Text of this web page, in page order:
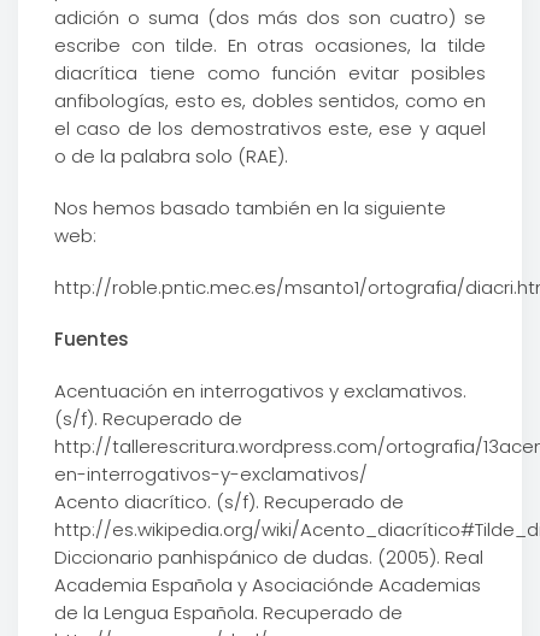
adición o suma (dos más dos son cuatro) se
escribe con tilde. En otras ocasiones, la tilde
diacrítica tiene como función evitar posibles
anfibologías, esto es, dobles sentidos, como en
el caso de los demostrativos este, ese y aquel
o de la palabra solo (RAE).
Nos hemos basado también en la siguiente
web:
http://roble.pntic.mec.es/msanto1/ortografia/
Fuentes
Acentuación en interrogativos y exclamativos.
(s/f). Recuperado de
http://tallerescritura.wordpress.com/ortografia/
en-interrogativos-y-exclamativos/
Acento diacrítico. (s/f). Recuperado de
http://es.wikipedia.org/wiki/
Diccionario panhispánico de dudas. (2005). Real
Academia Española y Asociaciónde Academias
de la Lengua Española. Recuperado de